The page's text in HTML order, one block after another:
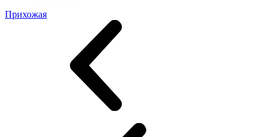
Прихожая